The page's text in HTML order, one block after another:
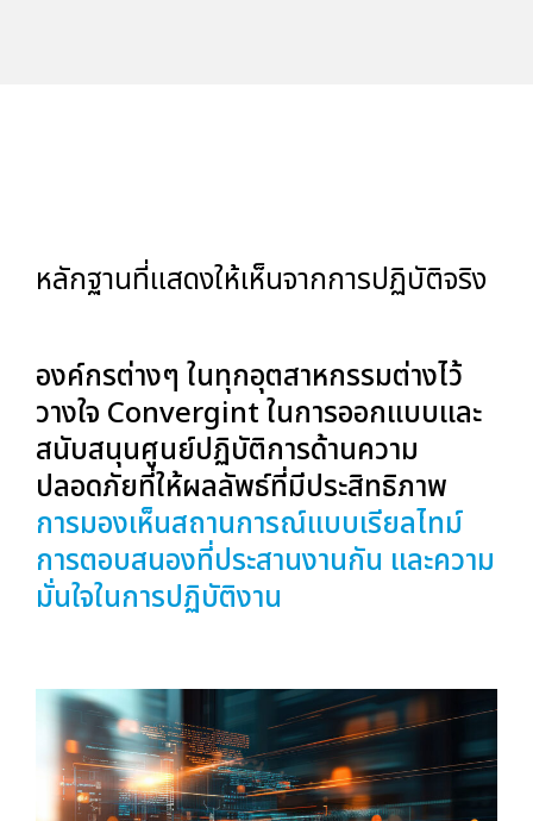
หลักฐานที่แสดงให้เห็นจากการปฏิบัติจริง
องค์กรต่างๆ ในทุกอุตสาหกรรมต่างไว้
วางใจ Convergint ในการออกแบบและ
สนับสนุนศูนย์ปฏิบัติการด้านความ
ปลอดภัยที่ให้ผลลัพธ์ที่มีประสิทธิภาพ
การมองเห็นสถานการณ์แบบเรียลไทม์
การตอบสนองที่ประสานงานกัน และความ
มั่นใจในการปฏิบัติงาน